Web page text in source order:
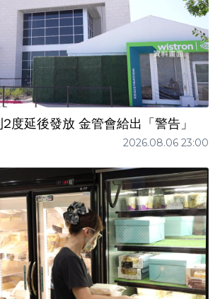
度延後發放 金管會給出「警告」
2026.08.06 23:00